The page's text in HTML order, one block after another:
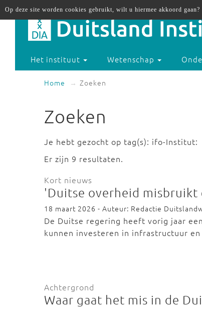
Het instituut Wetenschap
Home Zoeken
Zoeken
Je hebt gezocht op tag(s): ifo-Institut:
Er zijn 9 resultaten.
Kort nieuws
'Duitse overheid
18 maart 2026 - Auteur: Redactie
De Duitse regering heeft vorig jaar
kunnen investeren in infrastructuur
Achtergrond
Waar gaat het mis in de
Op deze site worden cookies gebruikt, wilt u hiermee akkoord gaan?